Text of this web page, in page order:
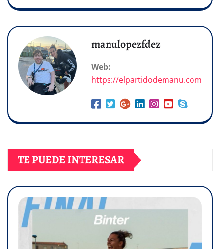
manulopezfdez
Web:
https://elpartidodemanu.com
TE PUEDE INTERESAR